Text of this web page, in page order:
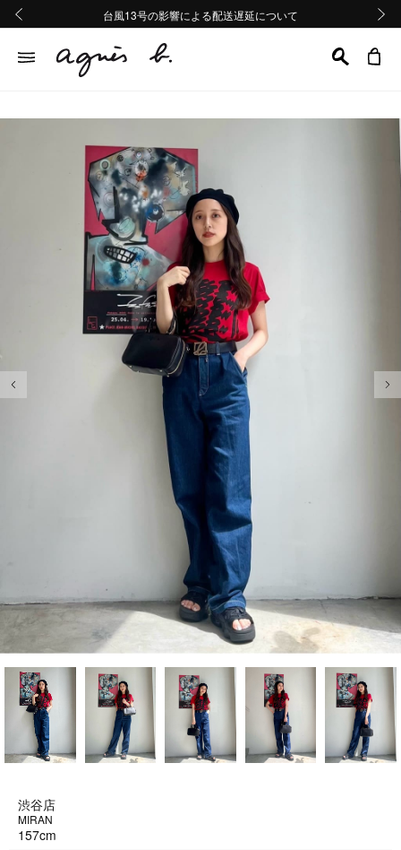
熊本地域地震の影響による配送遅延について
Summer Sale 2buy10%OFF!!
台風13号の影響による配送遅延について
熊本地域地震の影響による配送遅延について
Summer Sale 2buy10%OFF!!
前の画像
渋谷店
MIRAN
157cm